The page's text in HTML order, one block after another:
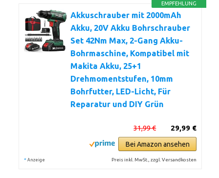
EMPFEHLUNG
Akkuschrauber mit 2000mAh
Akku, 20V Akku Bohrschrauber
Set 42Nm Max, 2-Gang Akku-
Bohrmaschine, Kompatibel mit
Makita Akku, 25+1
Drehmomentstufen, 10mm
Bohrfutter, LED-Licht, Für
Reparatur und DIY Grün
29,99 €
31,99 €
Bei Amazon ansehen
* Anzeige Preis inkl. MwSt., zzgl. Versandkosten